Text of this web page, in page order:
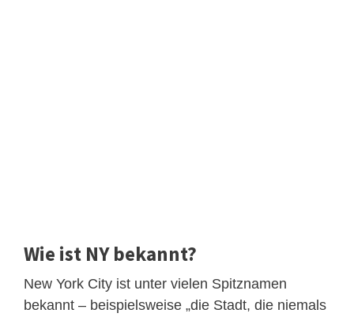
Wie ist NY bekannt?
New York City ist unter vielen Spitznamen
bekannt – beispielsweise „die Stadt, die niemals